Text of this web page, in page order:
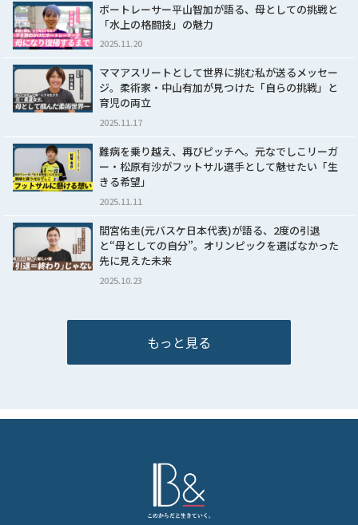
ボートレーサー平山智加が語る、母としての挑戦と
「水上の格闘技」の魅力
2025.11.20
ママアスリートとして世界に挑む私が送るメッセー
ジ。柔術家・中山有加が見つけた「自らの挑戦」と
育児の両立
2025.11.17
難病を乗り越え、再びピッチへ。元なでしこリーガ
ー・松原有沙がフットサル選手として魅せたい「生
きる希望」
2025.11.11
間宮佑圭(元バスケ日本代表)が語る、2度の引退
と“母としての自分”。オリンピックを選ばなかった
先に見えた未来
2025.10.23
もっと見る